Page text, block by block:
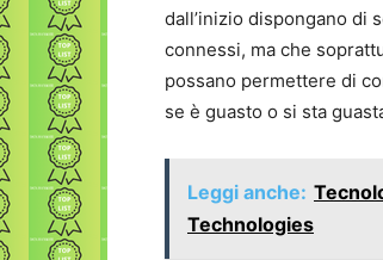
dall’inizio dispongano di
connessi, ma che
possano permettere di
se è guasto o si sta
Leggi anche:
Technologies